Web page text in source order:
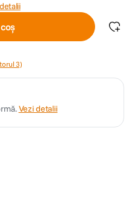
3)
Vezi detalii